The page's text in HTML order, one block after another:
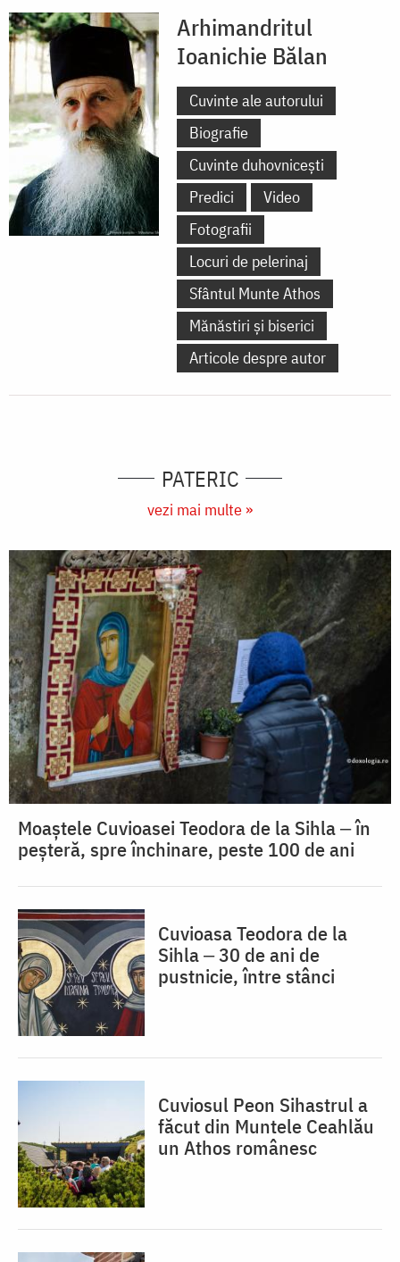
Arhimandritul
Ioanichie Bălan
Cuvinte ale autorului
Biografie
Cuvinte duhovnicești
Predici
Video
Fotografii
Locuri de pelerinaj
Sfântul Munte Athos
Mănăstiri și biserici
Articole despre autor
PATERIC
vezi mai multe »
Moaștele Cuvioasei Teodora de la Sihla ‒ în
peșteră, spre închinare, peste 100 de ani
Cuvioasa Teodora de la
Sihla ‒ 30 de ani de
pustnicie, între stânci
Cuviosul Peon Sihastrul a
făcut din Muntele Ceahlău
un Athos românesc